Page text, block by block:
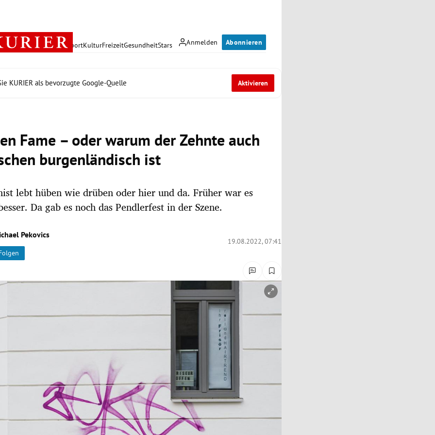
Anmelden Abonnieren
PolitikWirtschaft SportKulturFreizeitGesundheitStars
KURIER als bevorzugte Google-Quelle Aktivieren
Fame – oder warum der Zehnte auch
burgenländisch ist
lebt hüben wie drüben oder hier und da. Früher war es
Da gab es noch das Pendlerfest in der Szene.
Pekovics
19.08.2022, 07:41
öffnen/schließen